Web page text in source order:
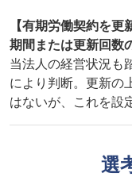
【有期労働契約を
期間または更新回数
当法人の経営状況も
により判断。更新の
はないが、これを設
選